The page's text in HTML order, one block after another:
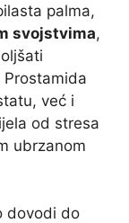
palma,
svojstvima,
već i
od stresa
ubrzanom
dovodi do